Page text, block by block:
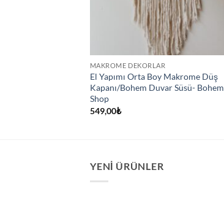
MAKROME DEKORLAR
El Yapımı Orta Boy Makrome Düş
Kapanı/Bohem Duvar Süsü- Bohem
Shop
549,00₺
YENI ÜRÜNLER